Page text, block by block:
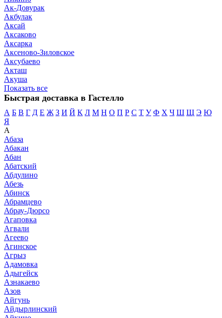
Ак-Довурак
Акбулак
Аксай
Аксаково
Аксарка
Аксеново-Зиловское
Аксубаево
Акташ
Акуша
Показать все
Быстрая доставка в Гастелло
А Б В Г Д Е Ж З И Й К Л М Н О П Р С Т У Ф Х Ч Ш Щ Э Ю
Я
А
Абаза
Абакан
Абан
Абатский
Абдулино
Абезь
Абинск
Абрамцево
Абрау-Дюрсо
Агаповка
Агвали
Агеево
Агинское
Агрыз
Адамовка
Адыгейск
Азнакаево
Азов
Айгунь
Айдырлинский